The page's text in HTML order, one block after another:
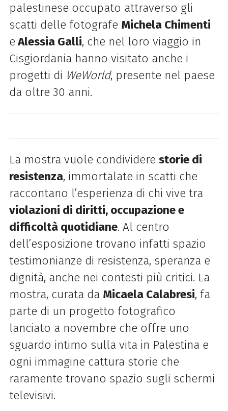
palestinese occupato attraverso gli
scatti delle fotografe Michela Chimenti
eAlessia Galli, che nel loro viaggio in
Cisgiordania hanno visitato anche i
progetti di WeWorld, presente nel paese
da oltre 30 anni.
La mostra vuole condividere storie di
resistenza, immortalate in scatti che
raccontano l’esperienza di chi vive tra
violazioni di diritti, occupazione e
difficoltà quotidiane. Al centro
dell’esposizione trovano infatti spazio
testimonianze di resistenza, speranza e
dignità, anche nei contesti più critici. La
mostra, curata da Micaela Calabresi, fa
parte di un progetto fotografico
lanciato a novembre che offre uno
sguardo intimo sulla vita in Palestina e
ogni immagine cattura storie che
raramente trovano spazio sugli schermi
televisivi.